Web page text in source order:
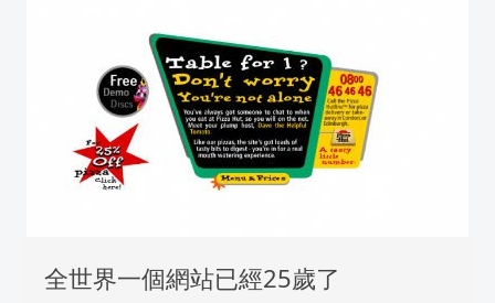
全世界一個網站已經25歲了